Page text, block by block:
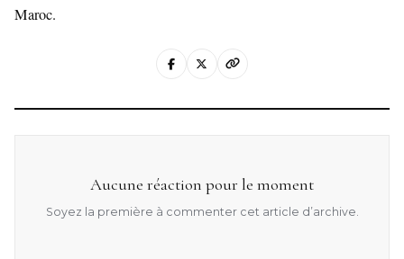
Maroc.
Aucune réaction pour le moment
Soyez la première à commenter cet article d’archive.